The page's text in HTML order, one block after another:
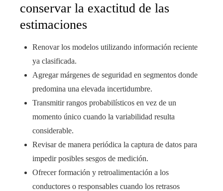
conservar la exactitud de las
estimaciones
Renovar los modelos utilizando información reciente
ya clasificada.
Agregar márgenes de seguridad en segmentos donde
predomina una elevada incertidumbre.
Transmitir rangos probabilísticos en vez de un
momento único cuando la variabilidad resulta
considerable.
Revisar de manera periódica la captura de datos para
impedir posibles sesgos de medición.
Ofrecer formación y retroalimentación a los
conductores o responsables cuando los retrasos